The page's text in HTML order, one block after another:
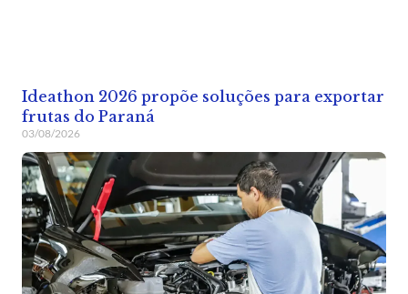
Ideathon 2026 propõe soluções para exportar
frutas do Paraná
03/08/2026